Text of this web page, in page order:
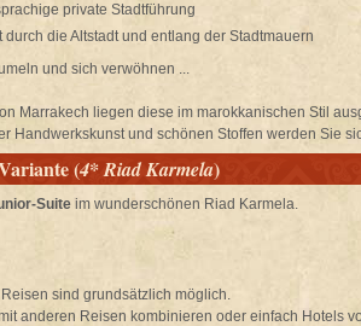
private Stadtführung
durch die Altstadt und entlang der Stadtmauern
und sich verwöhnen ...
Marrakech liegen diese im marokkanischen Stil
Handwerkskunst und schönen Stoffen werden Sie
(4* Riad Karmela)
Suite im wunderschönen Riad Karmela.
sind grundsätzlich möglich.
anderen Reisen kombinieren oder einfach Hotels